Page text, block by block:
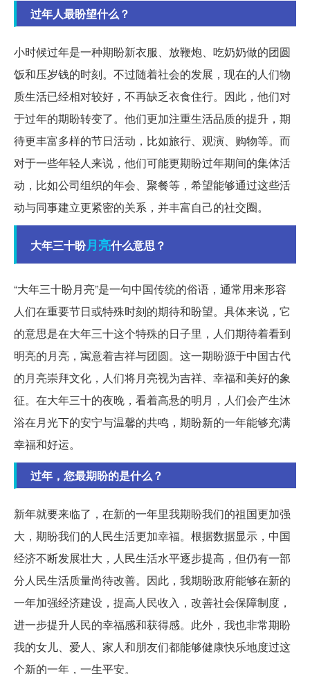
过年人最盼望什么？
小时候过年是一种期盼新衣服、放鞭炮、吃奶奶做的团圆
饭和压岁钱的时刻。不过随着社会的发展，现在的人们物
质生活已经相对较好，不再缺乏衣食住行。因此，他们对
于过年的期盼转变了。他们更加注重生活品质的提升，期
待更丰富多样的节日活动，比如旅行、观演、购物等。而
对于一些年轻人来说，他们可能更期盼过年期间的集体活
动，比如公司组织的年会、聚餐等，希望能够通过这些活
动与同事建立更紧密的关系，并丰富自己的社交圈。
大年三十盼月亮什么意思？
“大年三十盼月亮”是一句中国传统的俗语，通常用来形容
人们在重要节日或特殊时刻的期待和盼望。具体来说，它
的意思是在大年三十这个特殊的日子里，人们期待着看到
明亮的月亮，寓意着吉祥与团圆。这一期盼源于中国古代
的月亮崇拜文化，人们将月亮视为吉祥、幸福和美好的象
征。在大年三十的夜晚，看着高悬的明月，人们会产生沐
浴在月光下的安宁与温馨的共鸣，期盼新的一年能够充满
幸福和好运。
过年，您最期盼的是什么？
新年就要来临了，在新的一年里我期盼我们的祖国更加强
大，期盼我们的人民生活更加幸福。根据数据显示，中国
经济不断发展壮大，人民生活水平逐步提高，但仍有一部
分人民生活质量尚待改善。因此，我期盼政府能够在新的
一年加强经济建设，提高人民收入，改善社会保障制度，
进一步提升人民的幸福感和获得感。此外，我也非常期盼
我的女儿、爱人、家人和朋友们都能够健康快乐地度过这
个新的一年，一生平安。